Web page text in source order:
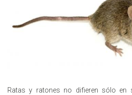
Ratas y ratones no difieren sólo en